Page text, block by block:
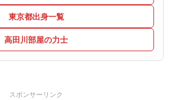
東京都出身一覧
高田川部屋の力士
スポンサーリンク